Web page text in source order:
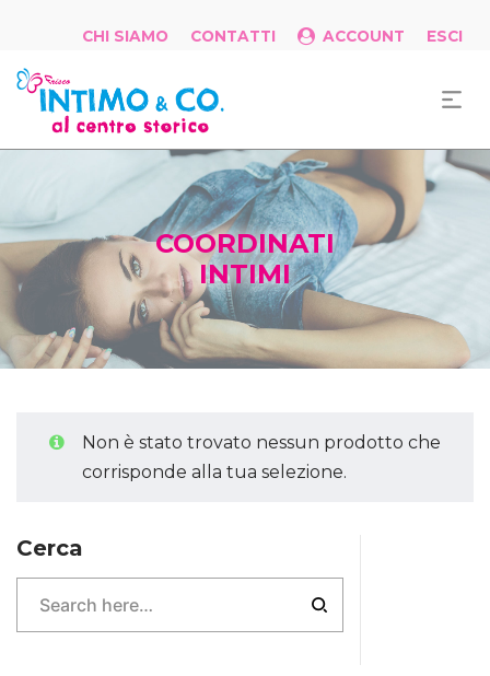
CHI SIAMO CONTATTI ACCOUNT ESCI
COORDINATI
INTIMI
Non è stato trovato nessun prodotto che
corrisponde alla tua selezione.
Cerca